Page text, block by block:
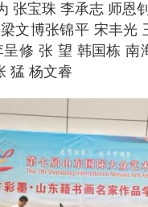
张宝珠 李承志 师恩
文博张锦平 宋丰光
修 张 望 韩国栋
猛 杨文睿